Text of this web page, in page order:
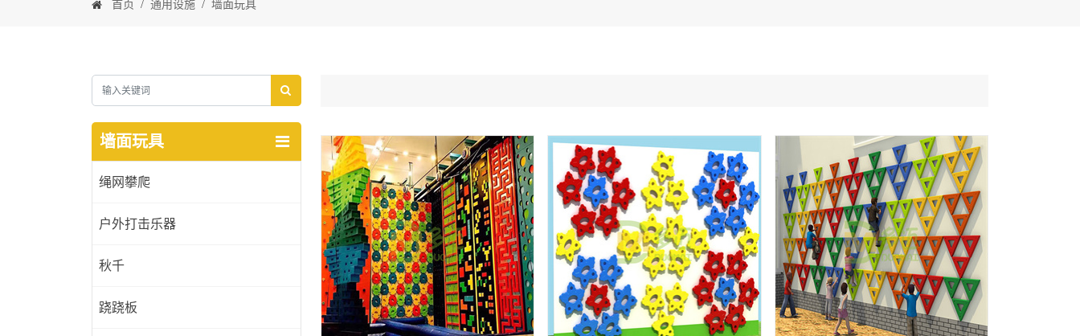
首页 / 通用设施 / 墙面玩具
墙面玩具
绳网攀爬
户外打击乐器
秋千
跷跷板